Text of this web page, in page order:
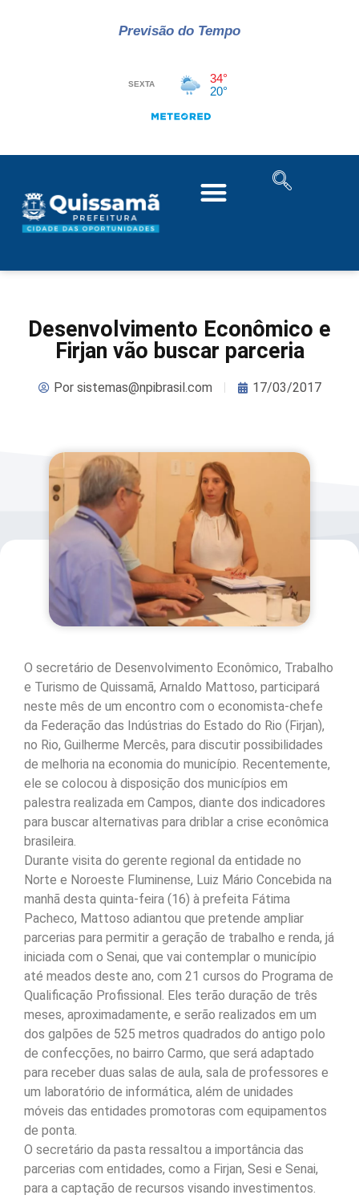
Previsão do Tempo
Desenvolvimento Econômico e
Firjan vão buscar parceria
Porsistemas@npibrasil.com 17/03/2017
O secretário de Desenvolvimento Econômico, Trabalho
e Turismo de Quissamã, Arnaldo Mattoso, participará
neste mês de um encontro com o economista-chefe
da Federação das Indústrias do Estado do Rio (Firjan),
no Rio, Guilherme Mercês, para discutir possibilidades
de melhoria na economia do município. Recentemente,
ele se colocou à disposição dos municípios em
palestra realizada em Campos, diante dos indicadores
para buscar alternativas para driblar a crise econômica
brasileira.
Durante visita do gerente regional da entidade no
Norte e Noroeste Fluminense, Luiz Mário Concebida na
manhã desta quinta-feira (16) à prefeita Fátima
Pacheco, Mattoso adiantou que pretende ampliar
parcerias para permitir a geração de trabalho e renda, já
iniciada com o Senai, que vai contemplar o município
até meados deste ano, com 21 cursos do Programa de
Qualificação Profissional. Eles terão duração de três
meses, aproximadamente, e serão realizados em um
dos galpões de 525 metros quadrados do antigo polo
de confecções, no bairro Carmo, que será adaptado
para receber duas salas de aula, sala de professores e
um laboratório de informática, além de unidades
móveis das entidades promotoras com equipamentos
de ponta.
O secretário da pasta ressaltou a importância das
parcerias com entidades, como a Firjan, Sesi e Senai,
para a captação de recursos visando investimentos.